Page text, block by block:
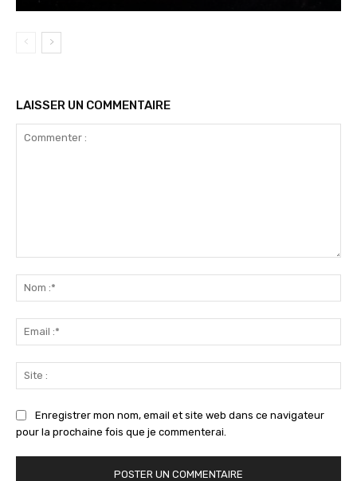
LAISSER UN COMMENTAIRE
Enregistrer mon nom, email et site web dans ce navigateur
pour la prochaine fois que je commenterai.